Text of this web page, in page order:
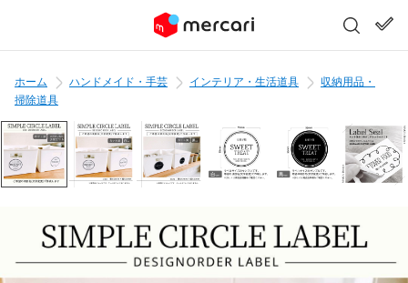
ホーム ハンドメイド・手芸 インテリア・生活道具
収納用品・
掃除道具